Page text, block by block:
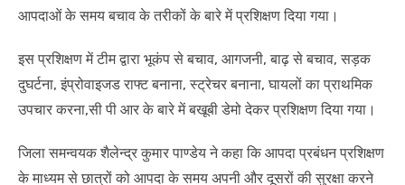
आपदाओं के समय बचाव के तरीकों के बारे में प्रशिक्षण दिया गया।
इस प्रशिक्षण में टीम द्वारा भूकंप से बचाव, आगजनी, बाढ़ से बचाव, सड़क
दुघर्टना, इंप्रोवाइजड राफ्ट बनाना, स्ट्रेचर बनाना, घायलों का प्राथमिक
उपचार करना,सी पी आर के बारे में बखूबी डेमो देकर प्रशिक्षण दिया गया।
जिला समन्वयक शैलेन्द्र कुमार पाण्डेय ने कहा कि आपदा प्रबंधन प्रशिक्षण
के माध्यम से छात्रों को आपदा के समय अपनी और दूसरों की सुरक्षा करने